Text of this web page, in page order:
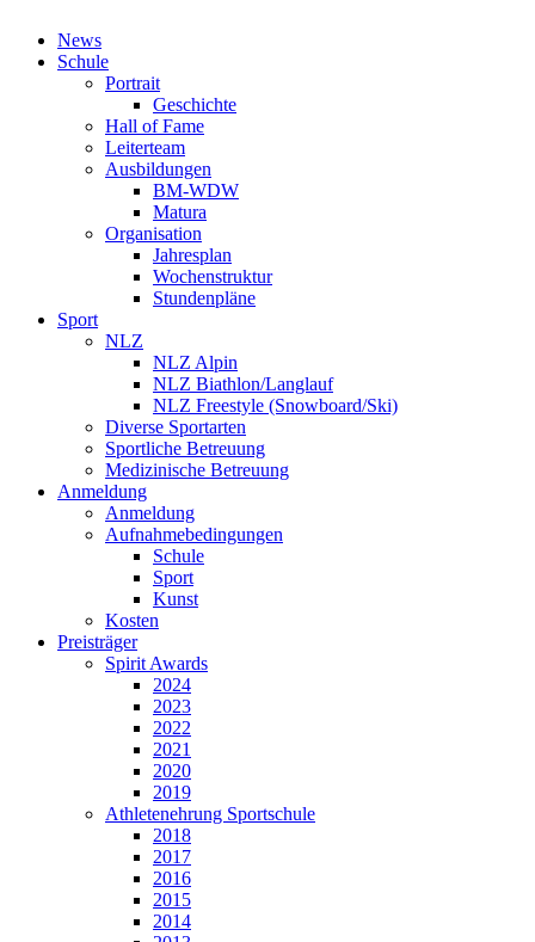
News
Schule
Portrait
Geschichte
Hall of Fame
Leiterteam
Ausbildungen
BM-WDW
Matura
Organisation
Jahresplan
Wochenstruktur
Stundenpläne
Sport
NLZ
NLZ Alpin
NLZ Biathlon/Langlauf
NLZ Freestyle (Snowboard/Ski)
Diverse Sportarten
Sportliche Betreuung
Medizinische Betreuung
Anmeldung
Anmeldung
Aufnahmebedingungen
Schule
Sport
Kunst
Kosten
Preisträger
Spirit Awards
2024
2023
2022
2021
2020
2019
Athletenehrung Sportschule
2018
2017
2016
2015
2014